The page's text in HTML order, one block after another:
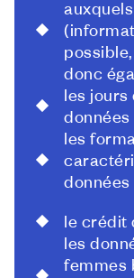
donc
les jours
données
les
données
le crédit
les
femmes